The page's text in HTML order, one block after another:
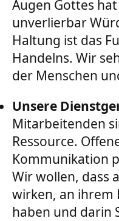
Augen Gottes
unverlierbar
Haltung ist das
Handelns. Wir
der Menschen
Unsere
Mitarbeitenden
Ressource.
Kommunikation
Wir wollen, dass
wirken, an ihrem
haben und darin